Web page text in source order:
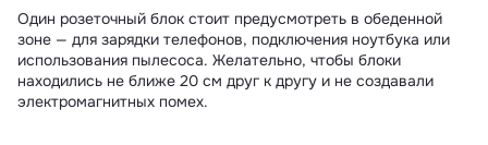
Один розеточный блок стоит предусмотреть в обеденной
зоне — для зарядки телефонов, подключения ноутбука или
использования пылесоса. Желательно, чтобы блоки
находились не ближе 20 см друг к другу и не создавали
электромагнитных помех.